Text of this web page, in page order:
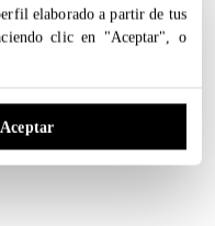
elaborado a partir de tus
clic en "Aceptar", o
Aceptar